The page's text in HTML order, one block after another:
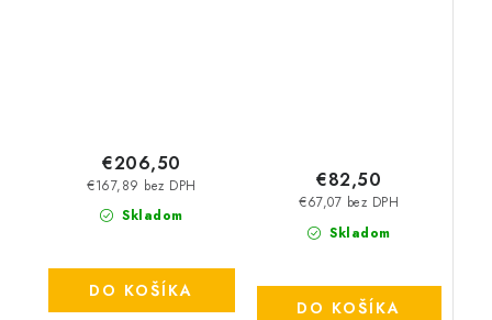
Skladom
€167,89 bez DPH
€206,50
DO KOŠÍKA
Skladom
€67,07 bez DPH
€82,50
DO KOŠÍKA